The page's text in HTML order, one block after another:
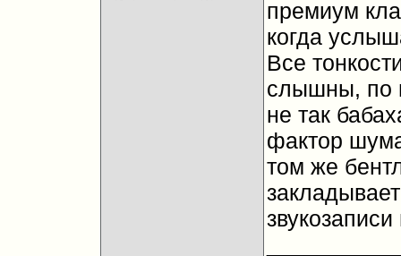
премиум
когда
Все
слышны, по
не так
фактор
том же